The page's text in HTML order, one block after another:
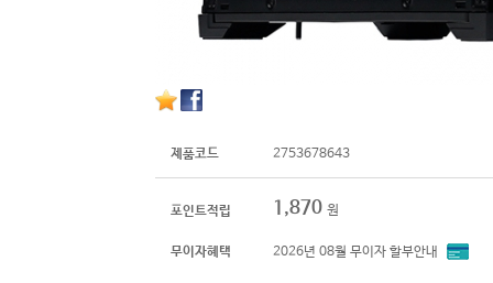
제품코드 2753678643
포인트적립 1,870 원
무이자혜택 2026년 08월 무이자 할부안내